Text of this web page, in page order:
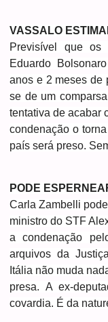
VASSALO
Previsível que os
Eduardo
anos e 2 meses de
se de um
tentativa de acabar
condenação o
país será preso.
PODE
Carla Zambelli
ministro do STF
a condenação
arquivos da
Itália não muda
presa. A ex-
covardia. É da